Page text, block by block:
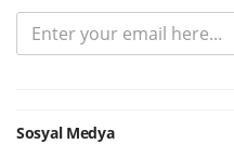
Sosyal Medya